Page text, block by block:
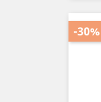
-30%